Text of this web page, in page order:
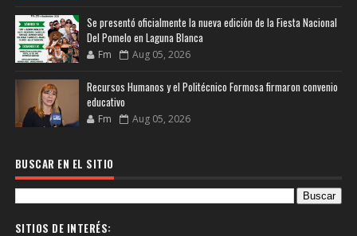
Se presentó oficialmente la nueva edición de la Fiesta Nacional
Del Pomelo en Laguna Blanca
Fm Aug 05, 2026
Recursos Humanos y el Politécnico Formosa firmaron convenio
educativo
Fm Aug 05, 2026
BUSCAR EN EL SITIO
SITIOS DE INTERÉS: